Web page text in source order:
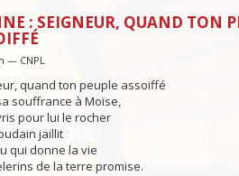
: SEIGNEUR, QUAND TON
— CNPL
quand ton peuple assoiffé
souffrance à Moïse,
pour lui le rocher
jaillit
qui donne la vie
de la terre promise.